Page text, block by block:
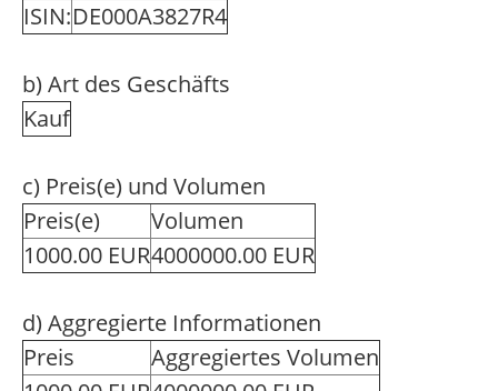
ISIN:DE000A3827R4
b) Art des Geschäfts
Kauf
c) Preis(e) und Volumen
Preis(e)
Volumen
1000.00 EUR4000000.00 EUR
d) Aggregierte Informationen
Preis
Aggregiertes Volumen